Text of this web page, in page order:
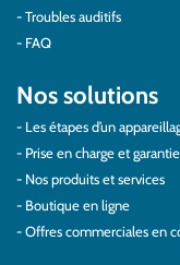
Troubles auditifs
FAQ
Nos solutions
Les étapes d’un
Prise en charge et
Nos produits et services
Boutique en ligne
Offres commerciales en